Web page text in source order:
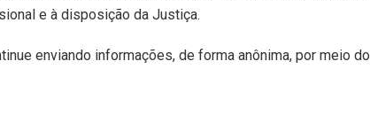
e à disposição da Justiça.
enviando informações, de forma anônima, por meio do